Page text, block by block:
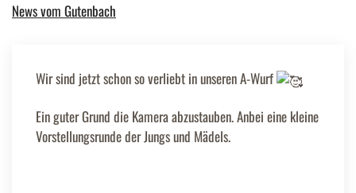
News vom Gutenbach
Wir sind jetzt schon so verliebt in unseren A-Wurf
Ein guter Grund die Kamera abzustauben. Anbei eine kleine
Vorstellungsrunde der Jungs und Mädels.